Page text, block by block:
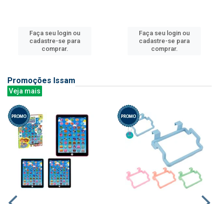
Faça seu login ou
cadastre-se para
comprar.
Faça seu login ou
cadastre-se para
comprar.
Promoções Issam
Veja mais